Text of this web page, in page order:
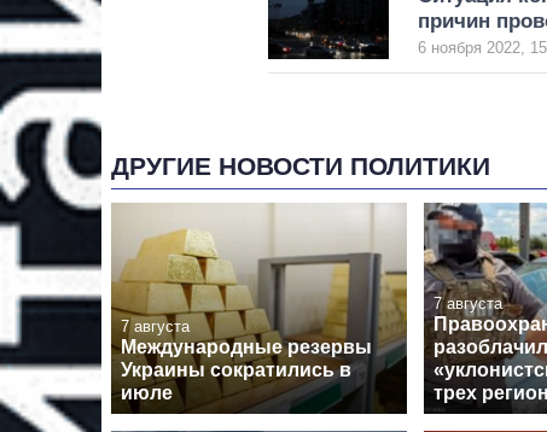
причин
6 ноября 2022,
ДРУГИЕ НОВОСТИ ПОЛИТИКИ
7 августа
Международные резервы
Украины сократились в
июле
7 августа
трех